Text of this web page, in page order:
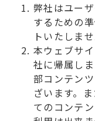
弊社はユー
するための
トいたしませ
本ウェブサ
社に帰属し
部コンテン
ざいます。
てのコンテ